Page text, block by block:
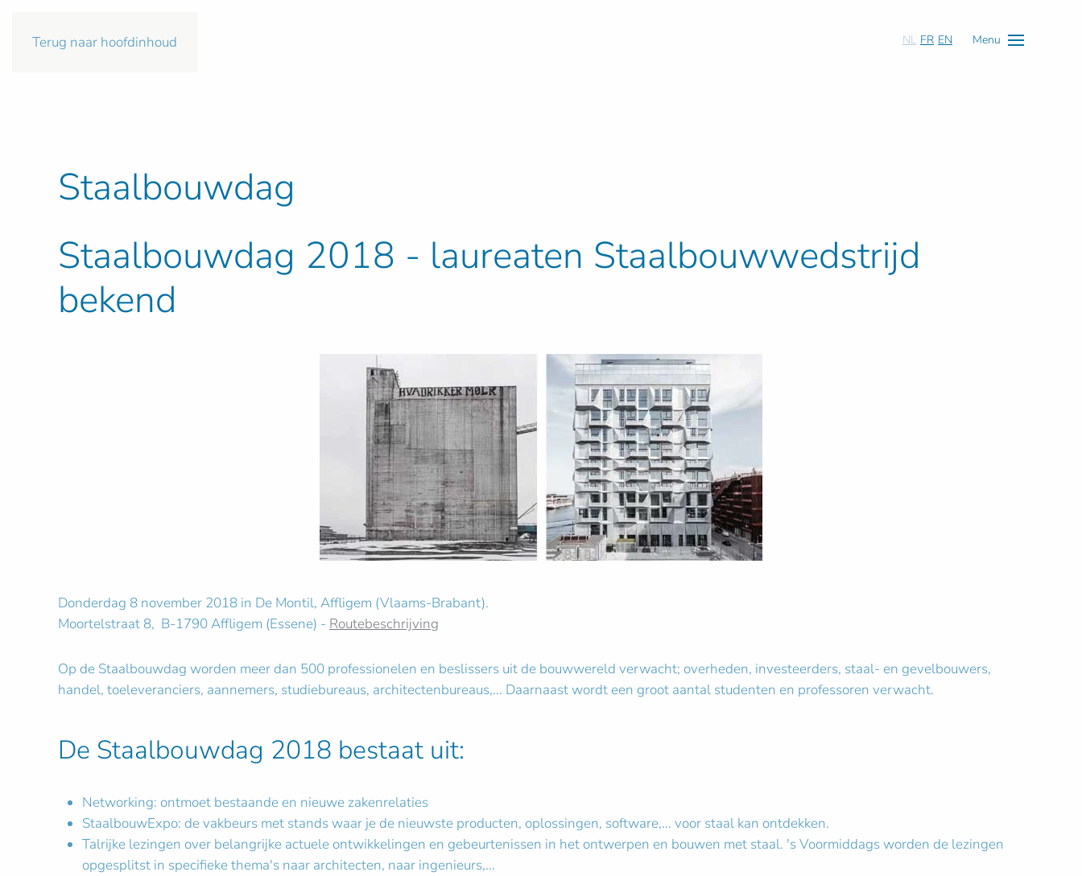
Terug naar hoofdinhoud NL FR EN Menu
Staalbouwdag
Staalbouwdag 2018 - laureaten Staalbouwwedstrijd
bekend
Donderdag 8 november 2018 in De Montil, Affligem (Vlaams-Brabant).
Moortelstraat 8, B-1790 Affligem (Essene) - Routebeschrijving
Op de Staalbouwdag worden meer dan 500 professionelen en beslissers uit de bouwwereld verwacht; overheden, investeerders, staal- en gevelbouwers,
handel, toeleveranciers, aannemers, studiebureaus, architectenbureaus,... Daarnaast wordt een groot aantal studenten en professoren verwacht.
De Staalbouwdag 2018 bestaat uit:
Networking: ontmoet bestaande en nieuwe zakenrelaties
StaalbouwExpo: de vakbeurs met stands waar je de nieuwste producten, oplossingen, software,... voor staal kan ontdekken.
Talrijke lezingen over belangrijke actuele ontwikkelingen en gebeurtenissen in het ontwerpen en bouwen met staal. 's Voormiddags worden de lezingen
opgesplitst in specifieke thema's naar architecten, naar ingenieurs,...